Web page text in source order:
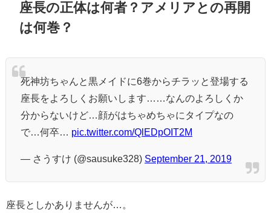
座長の正体は何者？アメリアとの再開
は何巻？
死神坊ちゃんと黒メイドに6巻からチラッと登場する
座長をよろしくお願いします……なんのよろしくか
分からないけど…顔がはちゃめちゃにタイプなの
で…何卒… pic.twitter.com/QlEDpOIT2M
— さうすけ (@sausuke328) September 21, 2019
座長としかありませんが…。